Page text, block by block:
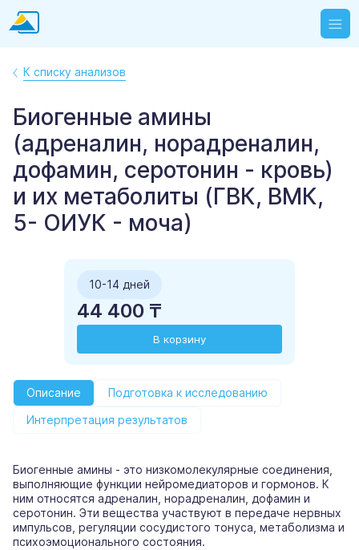
К списку анализов
Биогенные амины
(адреналин, норадреналин,
дофамин, серотонин - кровь)
и их метаболиты (ГВК, ВМК,
5- ОИУК - моча)
10-14 дней
44 400 ₸
В корзину
Описание
Подготовка к исследованию
Интерпретация результатов
Биогенные амины - это низкомолекулярные соединения,
выполняющие функции нейромедиаторов и гормонов. К
ним относятся адреналин, норадреналин, дофамин и
серотонин. Эти вещества участвуют в передаче нервных
импульсов, регуляции сосудистого тонуса, метаболизма и
психоэмоционального состояния.